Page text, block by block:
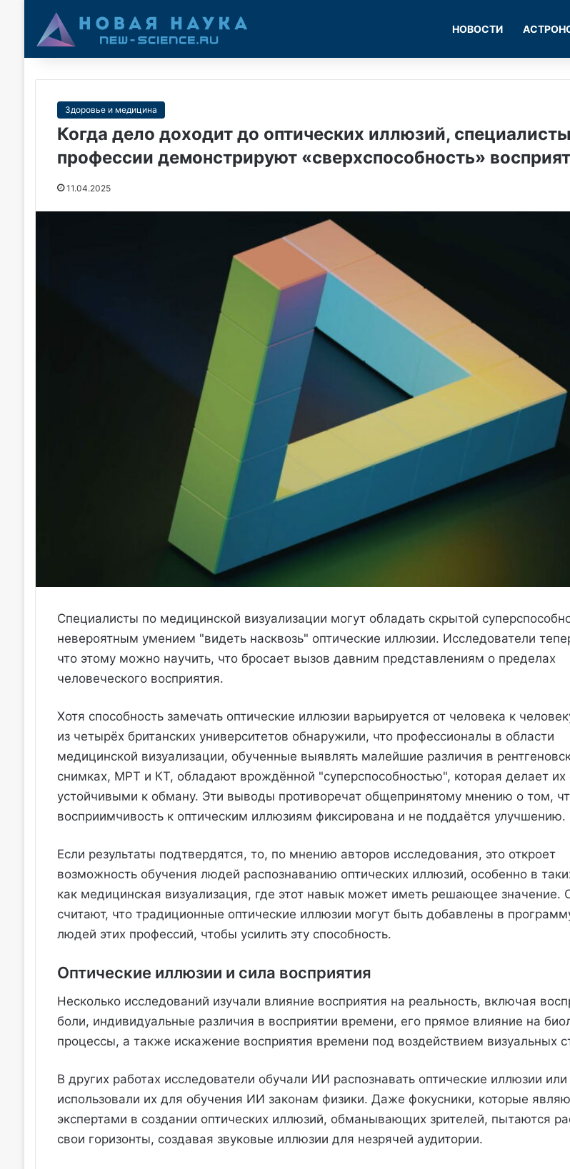
НОВОСТИ
Здоровье и медицина
Когда дело доходит до оптических иллюзий,
профессии демонстрируют «сверхспособность»
11.04.2025
Специалисты по медицинской визуализации могут обладать скрытой
невероятным умением "видеть насквозь" оптические иллюзии. Исследователи
что этому можно научить, что бросает вызов давним представлениям о пределах
человеческого восприятия.
Хотя способность замечать оптические иллюзии варьируется от человека к
из четырёх британских университетов обнаружили, что профессионалы в области
медицинской визуализации, обученные выявлять малейшие различия в
снимках, МРТ и КТ, обладают врождённой "суперспособностью", которая делает их
устойчивыми к обману. Эти выводы противоречат общепринятому мнению о том,
восприимчивость к оптическим иллюзиям фиксирована и не поддаётся улучшению.
Если результаты подтвердятся, то, по мнению авторов исследования, это откроет
возможность обучения людей распознаванию оптических иллюзий, особенно в
как медицинская визуализация, где этот навык может иметь решающее значение.
считают, что традиционные оптические иллюзии могут быть добавлены в
людей этих профессий, чтобы усилить эту способность.
Оптические иллюзии и сила восприятия
Несколько исследований изучали влияние восприятия на реальность, включая
боли, индивидуальные различия в восприятии времени, его прямое влияние на
процессы, а также искажение восприятия времени под воздействием визуальных
В других работах исследователи обучали ИИ распознавать оптические иллюзии или
использовали их для обучения ИИ законам физики. Даже фокусники, которые
экспертами в создании оптических иллюзий, обманывающих зрителей, пытаются
свои горизонты, создавая звуковые иллюзии для незрячей аудитории.